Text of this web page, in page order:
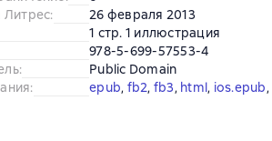
Литрес:
26 февраля 2013
1 стр. 1 иллюстрация
978-5-699-57553-4
:
Public Domain
: epub, fb2, fb3, html, ios.epub,